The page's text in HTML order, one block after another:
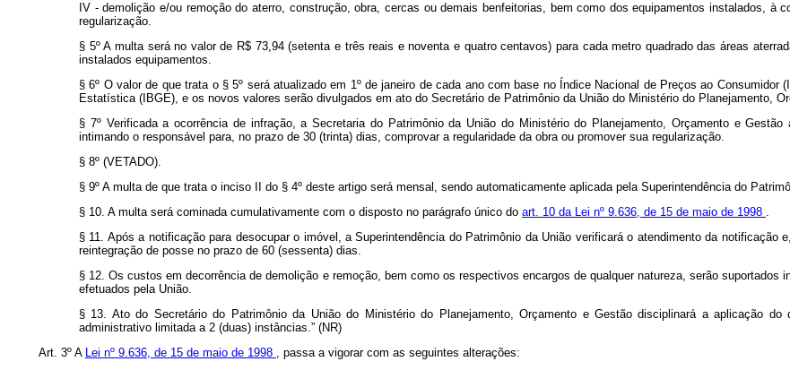
IV - demolição e/ou remoção do aterro, construção, obra, cercas ou demais benfeitorias, bem como dos equipamentos instalados,
regularização.
§ 5º A multa será no valor de R$ 73,94 (setenta e três reais e noventa e quatro centavos) para cada metro quadrado das áreas
instalados equipamentos.
§ 6º O valor de que trata o § 5º será atualizado em 1º de janeiro de cada ano com base no Índice Nacional de Preços ao Consumidor
Estatística (IBGE), e os novos valores serão divulgados em ato do Secretário de Patrimônio da União do Ministério do Planejamento,
§ 7º Verificada a ocorrência de infração, a Secretaria do Patrimônio da União do Ministério do Planejamento, Orçamento e
intimando o responsável para, no prazo de 30 (trinta) dias, comprovar a regularidade da obra ou promover sua regularização.
§ 8º (VETADO).
§ 9º A multa de que trata o inciso II do § 4º deste artigo será mensal, sendo automaticamente aplicada pela Superintendência do
§ 10. A multa será cominada cumulativamente com o disposto no parágrafo único do art. 10 da Lei nº 9.636, de 15 de maio de 1998 .
§ 11. Após a notificação para desocupar o imóvel, a Superintendência do Patrimônio da União verificará o atendimento da notificação
reintegração de posse no prazo de 60 (sessenta) dias.
§ 12. Os custos em decorrência de demolição e remoção, bem como os respectivos encargos de qualquer natureza, serão suportados
efetuados pela União.
§ 13. Ato do Secretário do Patrimônio da União do Ministério do Planejamento, Orçamento e Gestão disciplinará a aplicação
administrativo limitada a 2 (duas) instâncias.” (NR)
Art. 3º A Lei nº 9.636, de 15 de maio de 1998 , passa a vigorar com as seguintes alterações: